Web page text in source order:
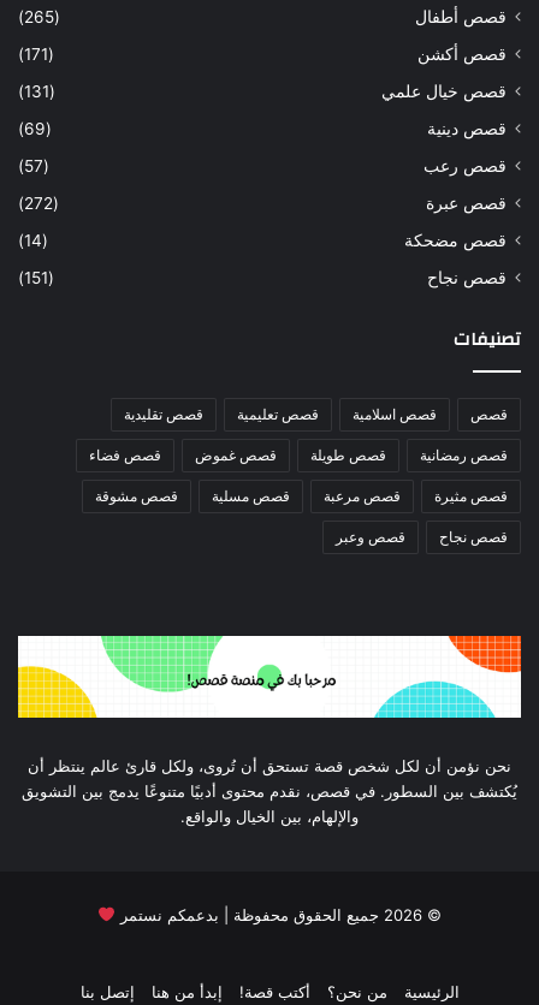
قصص أطفال
(265)
قصص أكشن
(171)
قصص خيال علمي
(131)
قصص دينية
(69)
قصص رعب
(57)
قصص عبرة
(272)
قصص مضحكة
(14)
قصص نجاح
(151)
تصنيفات
قصص قصص اسلامية قصص تعليمية قصص تقليدية
قصص رمضانية قصص طويلة قصص غموض قصص فضاء
قصص مثيرة قصص مرعبة قصص مسلية قصص مشوقة
قصص نجاح قصص وعبر
نحن نؤمن أن لكل شخص قصة تستحق أن تُروى، ولكل قارئ عالم ينتظر أن
يُكتشف بين السطور. في قصص، نقدم محتوى أدبيًا متنوعًا يدمج بين التشويق
والإلهام، بين الخيال والواقع.
©
2026 جميع الحقوق محفوظة | بدعمكم نستمر
الرئيسية من نحن؟ أكتب قصة! إبدأ من هنا إتصل بنا